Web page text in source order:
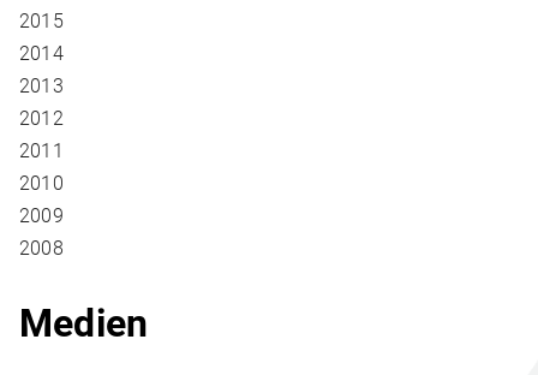
2015
2014
2013
2012
2011
2010
2009
2008
Medien